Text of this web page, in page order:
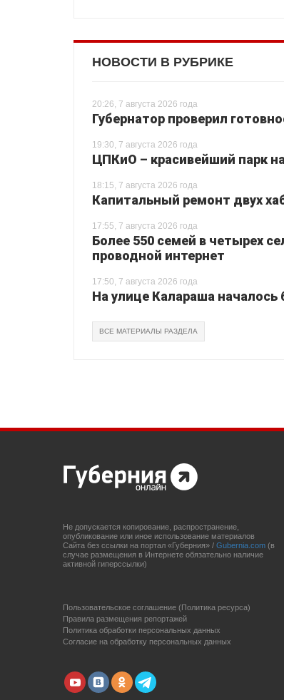
НОВОСТИ В РУБРИКЕ
20:26, 7 августа 2026 года
Губернатор проверил
19:30, 7 августа 2026 года
ЦПКиО – красивейший парк
18:15, 7 августа 2026 года
Капитальный ремонт двух
17:55, 7 августа 2026 года
Более 550 семей в четырех
проводной интернет
17:50, 7 августа 2026 года
На улице Калараша началось
ВСЕ МАТЕРИАЛЫ РАЗДЕЛА
Не допускается копирование, распространение,
опубликование или иное использование материалов
Сайта без ссылки на портал «Губерния» / Gubernia.com (в
случае размещения в Интернете обязательно наличие
активной гиперссылки)
Пользовательское соглашение (Политика ресурса)
Правила размещения репортажей
Политика обработки персональных данных
Согласие на обработку персональных данных